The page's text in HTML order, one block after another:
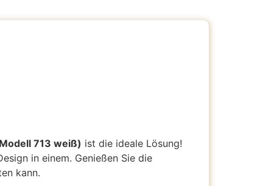
713 weiß) ist die ideale Lösung!
in einem. Genießen Sie die
kann.